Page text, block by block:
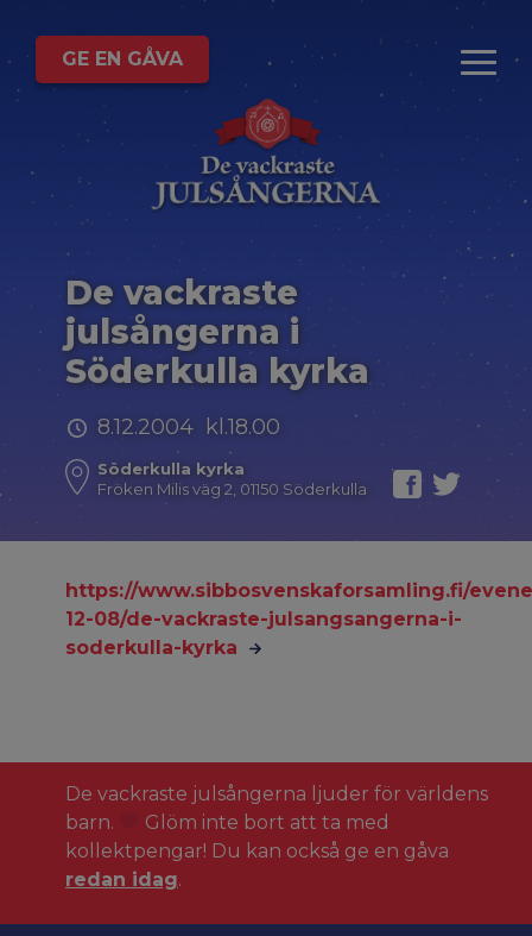
GE EN GÅVA
De vackraste
julsångerna i
Söderkulla kyrka
8.12.2004 kl.18.00
Söderkulla kyrka
Fröken Milis väg 2, 01150 Söderkulla
https://www.sibbosvenskaforsamling.fi/
12-08/de-vackraste-julsangsangerna-i-
soderkulla-kyrka
De vackraste julsångerna ljuder för världens
barn.
Glöm inte bort att ta med
kollektpengar! Du kan också ge en gåva
redan idag.